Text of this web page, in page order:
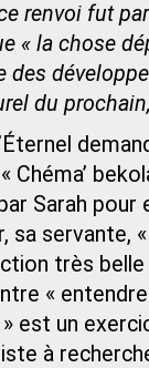
renvoi fut
« la chose
des
du
Chéma’
Sarah pour
sa servante,
très
«
est un
à